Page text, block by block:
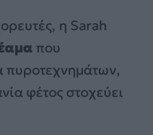
η Sarah
που
πυροτεχνημάτων,
φέτος στοχεύει